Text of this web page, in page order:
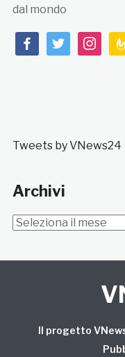
dal mondo
facebooktwitterinstagram
Tweets by VNews24
Archivi
Archivi
Il progetto